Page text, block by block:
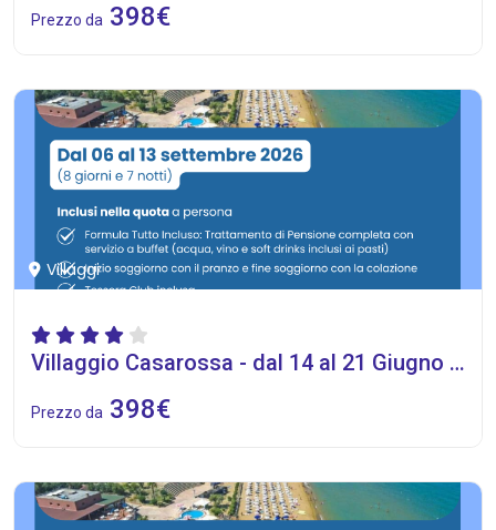
Prezzo da 398€
Villaggi
Villaggio Casarossa - dal 14 al 21 Giugno 2026
Prezzo da 398€